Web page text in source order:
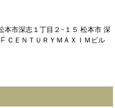
市深志１丁目２−１５ 松本市 深
ＣＥＮＴＵＲＹＭＡＸＩＭビル